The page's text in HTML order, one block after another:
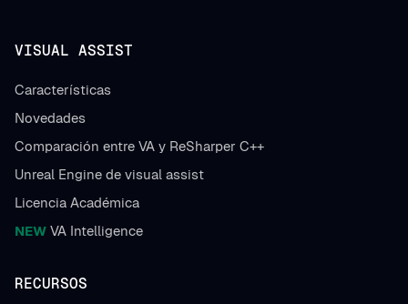
VISUAL ASSIST
Características
Novedades
Comparación entre VA y ReSharper C++
Unreal Engine de visual assist
Licencia Académica
NEW VA Intelligence
RECURSOS